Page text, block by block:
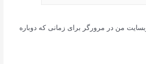
من در مرورگر برای زمانی که دوباره